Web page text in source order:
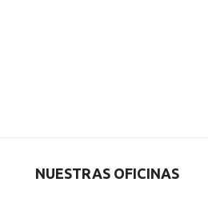
NUESTRAS OFICINAS